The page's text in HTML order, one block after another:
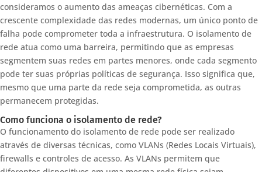
consideramos o aumento das ameaças cibernéticas. Com a
crescente complexidade das redes modernas, um único ponto de
falha pode comprometer toda a infraestrutura. O isolamento de
rede atua como uma barreira, permitindo que as empresas
segmentem suas redes em partes menores, onde cada segmento
pode ter suas próprias políticas de segurança. Isso significa que,
mesmo que uma parte da rede seja comprometida, as outras
permanecem protegidas.
Como funciona o isolamento de rede?
O funcionamento do isolamento de rede pode ser realizado
através de diversas técnicas, como VLANs (Redes Locais Virtuais),
firewalls e controles de acesso. As VLANs permitem que